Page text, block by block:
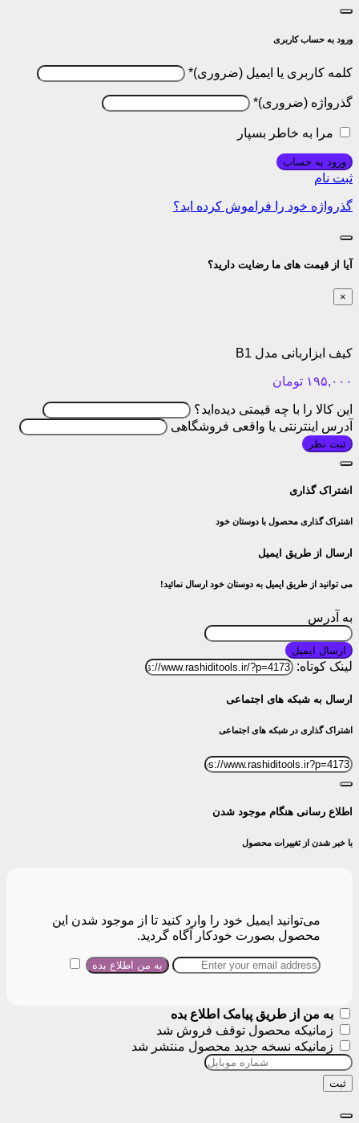
ورود به حساب کاربری
کلمه کاربری یا ایمیل *
گذرواژه *
مرا به خاطر بسپار
ورود به حساب
ثبت نام
گذرواژه خود را فراموش کرده اید؟
آیا از قیمت های ما رضایت دارید؟
×
کیف ابزاربانی مدل B1
۱۹۵,۰۰۰ تومان
این کالا را با چه قیمتی دیده‌اید؟
آدرس اینترنتی یا واقعی فروشگاهی
ثبت نظر
اشتراک گذاری
اشتراک گذاری محصول با دوستان خود
ارسال از طریق ایمیل
می توانید از طریق ایمیل به دوستان خود ارسال نمائید!
به آدرس
ارسال ایمیل
لینک کوتاه:
ارسال به شبکه های اجتماعی
اشتراک گذاری در شبکه های اجتماعی
اطلاع رسانی هنگام موجود شدن
با خبر شدن از تغییرات محصول
می‌توانید ایمیل خود را وارد کنید تا از موجود شدن این
محصول بصورت خودکار آگاه گردید.
به من از طریق پیامک اطلاع بده
زمانیکه محصول توقف فروش شد
زمانیکه نسخه جدید محصول منتشر شد
ثبت